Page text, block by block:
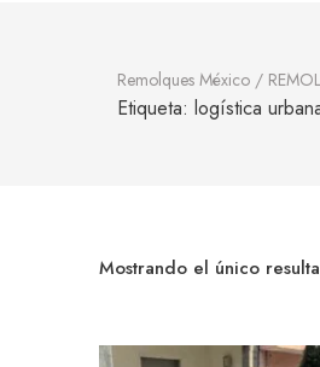
Remolques México /
Etiqueta: logística
Mostrando el único